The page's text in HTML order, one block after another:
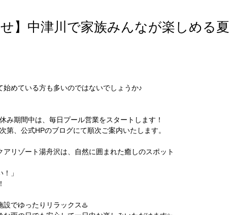
】中津川で家族みんなが楽しめる夏
始めている方も多いのではないでしょうか♪
期間中は、毎日プール営業をスタートします！
、公式HPのブログにて順次ご案内いたします。
リゾート湯舟沢は、自然に囲まれた癒しのスポット
」
設でゆったりリラックス♨️